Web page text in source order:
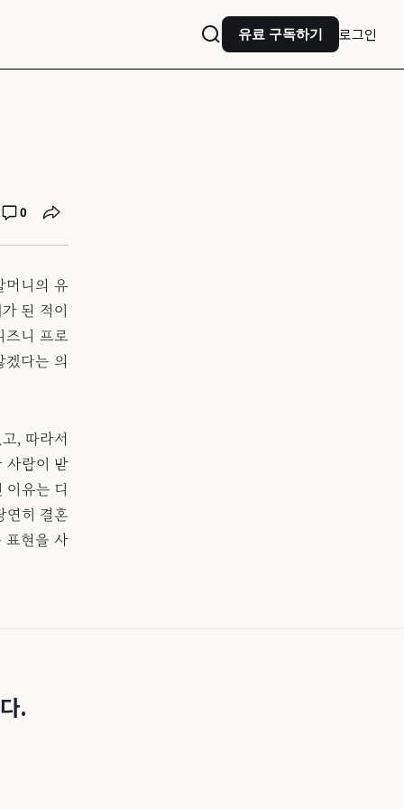
유료 구독하기 로그인
0
머니의 유
된 적이
즈니 프로
다는 의
, 따라서
사람이 받
이유는 디
연히 결혼
표현을 사
.